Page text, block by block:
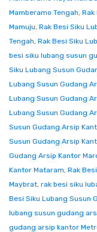
Mamberamo Tengah, Rak
Mamuju, Rak Besi Siku
Tengah, Rak Besi Siku
besi siku lubang susun
Siku Lubang Susun
Lubang Susun Gudang
Lubang Susun Gudang
Lubang Susun Gudang
Susun Gudang Arsip
Susun Gudang Arsip
Gudang Arsip Kantor
Kantor Mataram, Rak
Maybrat, rak besi siku
Besi Siku Lubang Susun
lubang susun gudang
gudang arsip kantor